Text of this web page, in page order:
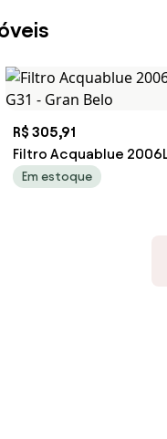
R$ 305,91
Filtro Acquablue
G31 - Gran Belo
Em estoque